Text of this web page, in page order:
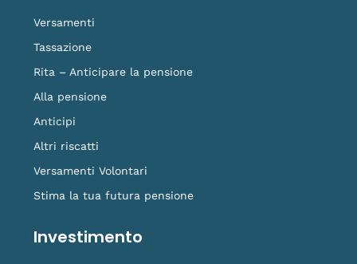
Versamenti
Tassazione
Rita – Anticipare la pensione
Alla pensione
Anticipi
Altri riscatti
Versamenti Volontari
Stima la tua futura pensione
Investimento